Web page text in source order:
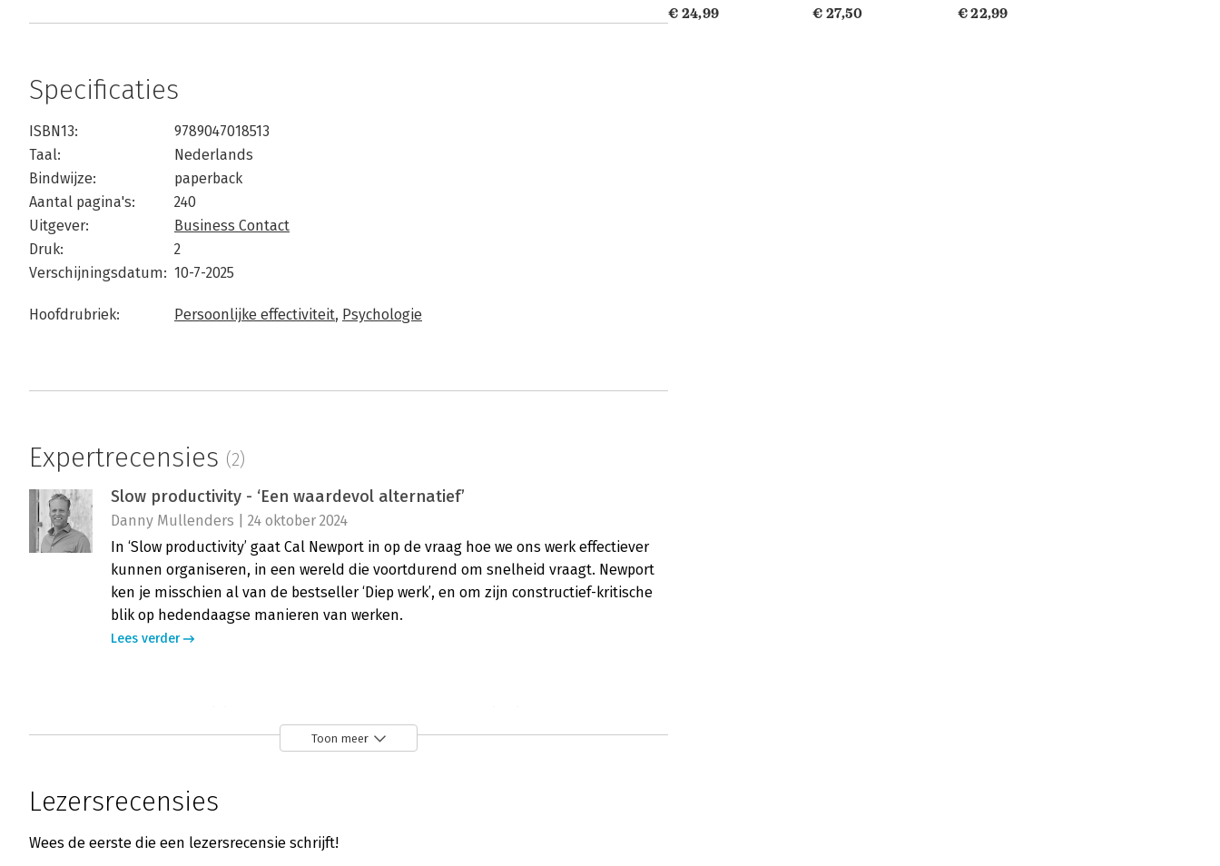
Specificaties
ISBN13:
9789047018513
Taal:
Nederlands
Bindwijze:
paperback
Aantal pagina's:
240
Uitgever:
Business Contact
Druk:
2
Verschijningsdatum: 10-7-2025
Hoofdrubriek: Persoonlijke effectiviteit, Psychologie
Expertrecensies (2)
Slow productivity - ‘Een waardevol alternatief’
Danny Mullenders | 24 oktober 2024
In ‘Slow productivity’ gaat Cal Newport in op de vraag hoe we ons werk effectiever
kunnen organiseren, in een wereld die voortdurend om snelheid vraagt. Newport
ken je misschien al van de bestseller ‘Diep werk’, en om zijn constructief-kritische
blik op hedendaagse manieren van werken.
Lees verder
Freija van Duijne | 12 juli 2024
overwerkt. Het blijkt vooral pseudo-productiviteit te zijn die onze drukte
veroorzaakt. Mailtjes, overleggen en administratie. Cal Newport benoemt in ‘Slow
productivity’ de uitgangspunten voor een bevredigender én productievere manier
van werken: langzame productiviteit.
Toon meer
Lezersrecensies
Wees de eerste die een lezersrecensie schrijft!
€ 24,99
€ 27,50
€ 22,99